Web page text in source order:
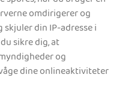
omdirigerer og
din IP-adresse i
sikre dig, at
og
dine onlineaktiviteter